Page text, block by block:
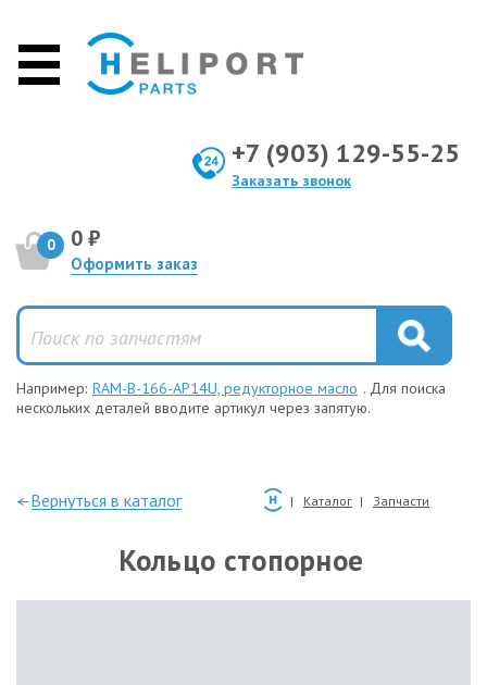
+7 (903) 129-55-25
Заказать звонок
0 0 ₽
Оформить заказ
Например: RAM-B-166-AP14U, редукторное масло . Для поиска
нескольких деталей вводите артикул через запятую.
—Вернуться в каталог Каталог Запчасти
Кольцо стопорное